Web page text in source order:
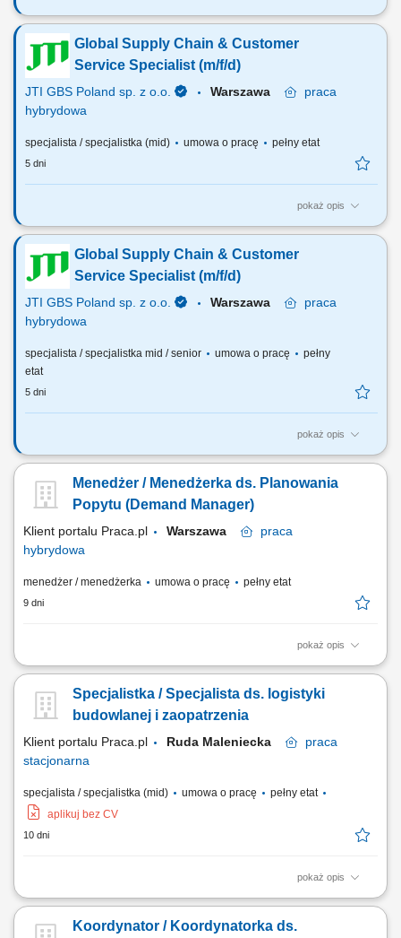
Do Twoich głównych zadań będzie należało: Nadzór nad procesem
kompletacji towarów dla klientów. Fakturowanie i planowanie tras.
Organizowanie i nadzorowanie pracy zespołu oraz procesu dostaw.
Współpraca z firmami transportowymi w zakresie realizacji dostaw.
Odpowiedzialność za jakość...
Global Supply Chain & Customer
Service Specialist (m/f/d)
JTI GBS Poland sp. z o.o. Warszawa
praca
hybrydowa
specjalista / specjalistka (mid) umowa o pracę pełny etat
5 dni
pokaż opis
About the position: As a Global Supply Chain & Customer Service
Specialist, you will support end‑to‑end operations within the GBS
scope, ensuring timely and accurate supply of finished, semi‑finished,
and raw materials to JTI Markets and 3rd Party Partners. You’ll work
closely with...
Global Supply Chain & Customer
Service Specialist (m/f/d)
JTI GBS Poland sp. z o.o. Warszawa
praca
hybrydowa
specjalista / specjalistka mid / senior umowa o pracę
pełny
etat
5 dni
pokaż opis
Position Purpose This is an exciting opportunity to join a dynamic global
Customer Service operations. In this role, you will help ensure that
internal and external customers worldwide receive best-in-class service
Menedżer / Menedżerka ds. Planowania
Popytu (Demand Manager)
Klient portalu Praca.pl Warszawa
praca
hybrydowa
menedżer / menedżerka umowa o pracę pełny etat
9 dni
pokaż opis
Nadzorowanie i koordynowanie całościowego procesu prognozowania
optymalizacja struktur planowania operacyjnego i sprzedaży (S&OP).
Prowadzenie kluczowych spotkań biznesowych w ramach S&OP oraz
Specjalistka / Specjalista ds. logistyki
budowlanej i zaopatrzenia
Klient portalu Praca.pl Ruda Maleniecka
praca
stacjonarna
specjalista / specjalistka (mid) umowa o pracę
pełny etat
aplikuj bez CV
10 dni
pokaż opis
Prowadzenie negocjacji warunków umów z dostawcami oraz firmami
przewoźników, kierowców i kadry realizującej zlecenia; Tworzenie i
Koordynator / Koordynatorka ds.